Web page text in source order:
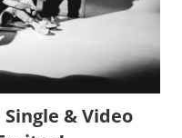
Single & Video